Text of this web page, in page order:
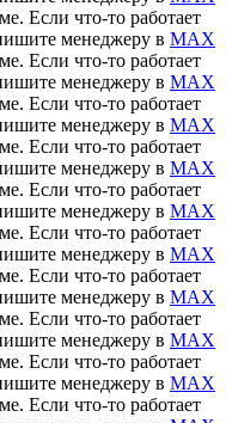
Если что-то работает
менеджеру в MAX
Если что-то работает
менеджеру в MAX
Если что-то работает
менеджеру в MAX
Если что-то работает
менеджеру в MAX
Если что-то работает
менеджеру в MAX
Если что-то работает
менеджеру в MAX
Если что-то работает
менеджеру в MAX
Если что-то работает
менеджеру в MAX
Если что-то работает
менеджеру в MAX
Если что-то работает